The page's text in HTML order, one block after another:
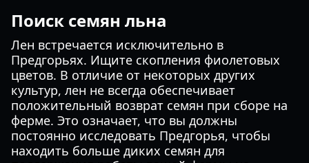
Поиск семян льна
Лен встречается исключительно в
Предгорьях. Ищите скопления фиолетовых
цветов. В отличие от некоторых других
культур, лен не всегда обеспечивает
положительный возврат семян при сборе на
ферме. Это означает, что вы должны
постоянно исследовать Предгорья, чтобы
находить больше диких семян для